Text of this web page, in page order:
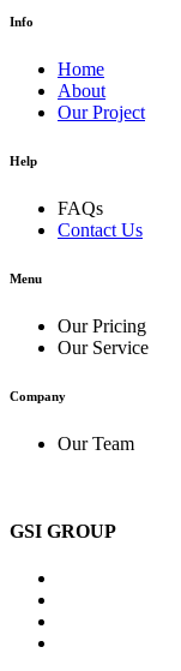
Info
Home
About
Our Project
Help
FAQs
Contact Us
Menu
Our Pricing
Our Service
Company
Our Team
GSI GROUP